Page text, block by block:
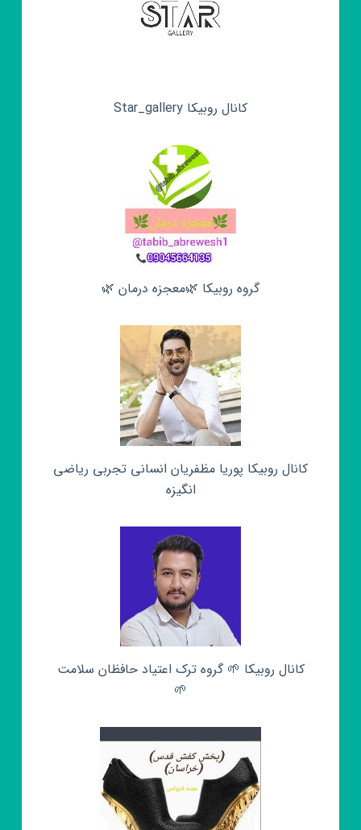
کانال روبیکا Star_gallery
گروه روبیکا 🌿معجزه درمان 🌿
کانال روبیکا پوریا مظفریان انسانی تجربی ریاضی
انگیزه
کانال روبیکا 🌱 گروه ترک اعتیاد حافظان سلامت
🌱